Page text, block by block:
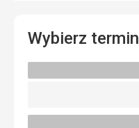
Wybierz termin